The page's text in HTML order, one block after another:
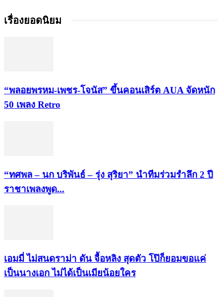
เรื่องยอดนิยม
“พลอยพรหม-เพชร-โจนัส” ขึ้นคอนเสิร์ต AUA จัดหนัก
50 เพลง Retro
“ทศพล – นก บริพันธ์ – รุ่ง สุริยา” นำทีมร่วมรำลึก 2 ปี
ราชาเพลงพูด...
เอมมี่ ไม่สนดราม่า ดัน จื้อหลิง สุดตัว โป๊ก็ยอมขอแค่
เป็นนางเอก ไม่ได้เป็นเมียน้อยใคร